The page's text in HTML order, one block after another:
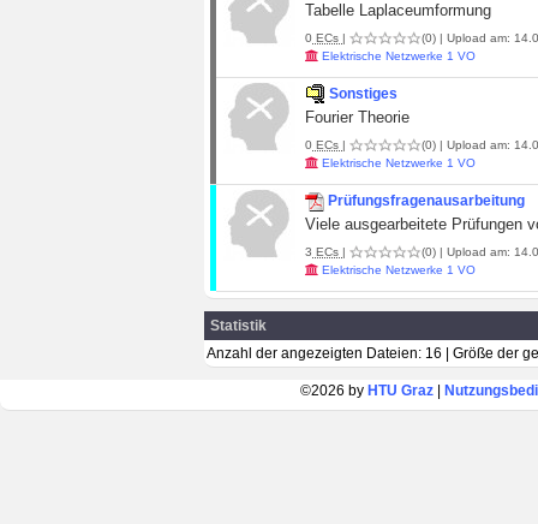
Tabelle Laplaceumformung
0 ECs | (0) | Upload am:
Elektrische Netzwerke 1 VO
Sonstiges
Fourier Theorie
0 ECs | (0) | Upload am:
Elektrische Netzwerke 1 VO
Prüfungsfragenausarbeitung
Viele ausgearbeitete Prüfungen
3 ECs | (0) | Upload am:
Elektrische Netzwerke 1 VO
Statistik
Anzahl der angezeigten Dateien: 16 | Größe der
©2026 by HTU Graz|